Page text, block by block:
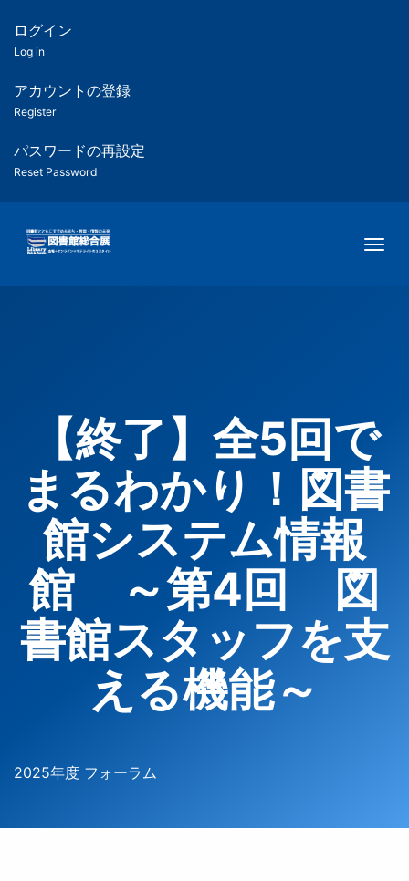
ツ
匿
名
ユ
ー
ー
用
メ
ログイン
Log in
アカウントの登録
Register
パスワードの再設定
Reset Password
【終了】全5回で
まるわかり！図書
館システム情報
館 ～第4回 図
書館スタッフを支
える機能～
2025年度 フォーラム